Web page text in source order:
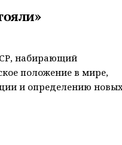
набирающий
положение в мире,
и определению новых